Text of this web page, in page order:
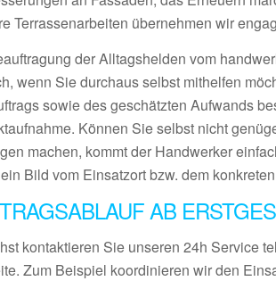
Terrassenarbeiten übernehmen wir
der Alltagshelden vom
wenn Sie durchaus selbst mithelfen
sowie des geschätzten Aufwands
Können Sie selbst nicht
machen, kommt der Handwerker
Bild vom Einsatzort bzw. dem
AB
kontaktieren Sie unseren 24h Service
Zum Beispiel koordinieren wir den